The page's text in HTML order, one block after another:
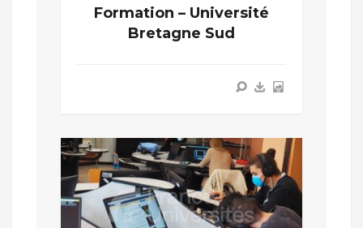
Formation – Université
Bretagne Sud